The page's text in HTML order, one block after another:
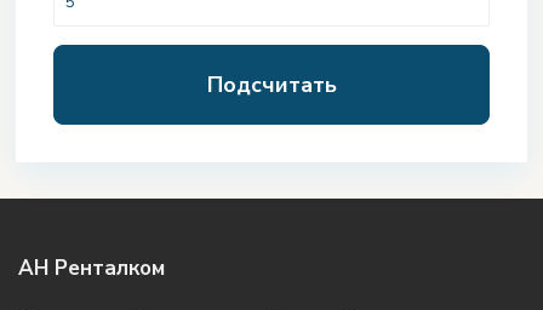
Подсчитать
АН Ренталком